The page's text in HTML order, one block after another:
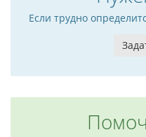
Если трудно